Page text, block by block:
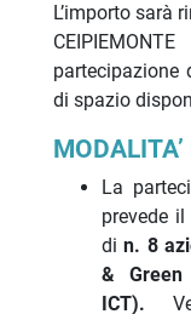
L’importo sarà
partecipazione
di spazio
La
prevede
din. 8
&
ICT).